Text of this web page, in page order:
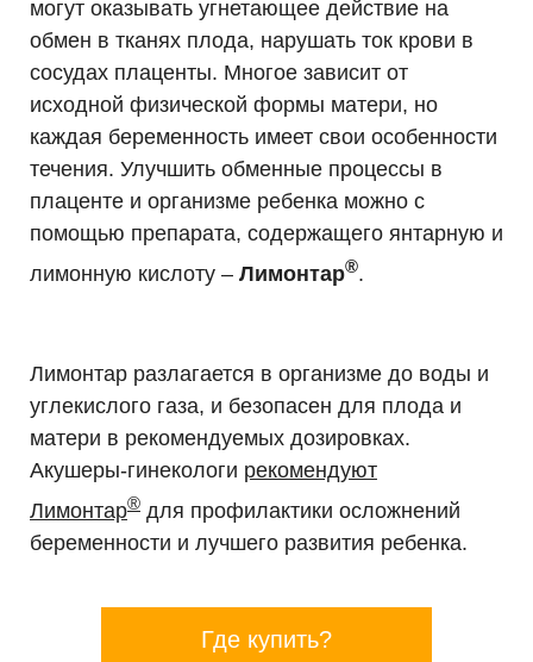
могут оказывать угнетающее действие на
обмен в тканях плода, нарушать ток крови в
сосудах плаценты. Многое зависит от
исходной физической формы матери, но
каждая беременность имеет свои особенности
течения. Улучшить обменные процессы в
плаценте и организме ребенка можно с
помощью препарата, содержащего янтарную и
лимонную кислоту – Лимонтар®.
Лимонтар разлагается в организме до воды и
углекислого газа, и безопасен для плода и
матери в рекомендуемых дозировках.
Акушеры-гинекологи рекомендуют
Лимонтар® для профилактики осложнений
беременности и лучшего развития ребенка.
Где купить?